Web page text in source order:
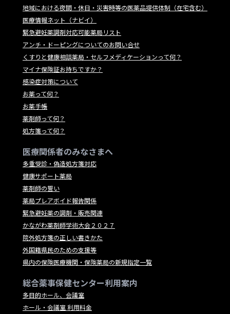
地域における夜間・休日・災害時等の医薬品提供体制（在宅含む）
医療情報ネット（ナビイ）
緊急避妊薬調剤対応可能薬局リスト
アンチ・ドーピングについてのお問い合せ
くすりと健康相談薬局・セルフメディケーションって何？
マイナ保険証お持ちですか？
感染症対策について
お薬って何？
お薬手帳
薬剤師って何？
処方箋って何？
医療関係者のみなさまへ
多重受診・偽造処方箋対応
健康サポート薬局
薬剤師の誓い
薬局プレアボイド報告関係
緊急避妊薬の調剤・販売関連
かながわ薬剤師学術大会２０２７
院外処方箋の正しい書きかた
外国籍県民のための支援等
県内の保険医療機関・保険薬局の新規指定一覧
総合薬事保健センター利用案内
多目的ホール、会議室
ホール・会議室 利用料金